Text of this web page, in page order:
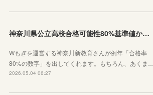
神奈川県公立高校合格可能性80%基準値からわかること
Wもぎを運営する神奈川新教育さんが例年「合格率
80%の数字」を出してくれます。もちろん、あくま…
2026.05.04 06:27